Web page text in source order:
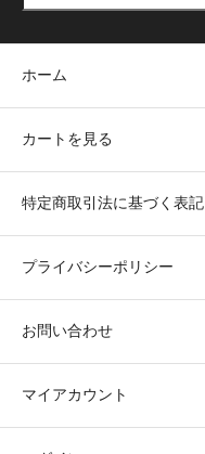
ホーム
カートを見る
特定商取引法に基づく表記
プライバシーポリシー
お問い合わせ
マイアカウント